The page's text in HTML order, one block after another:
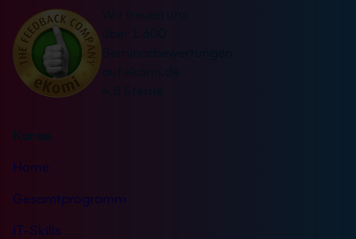
t
ä
n
i
*
i
e
Wir freuen uns
über 1.600
Seminarbewertungen
auf ekomi.de
4,8 Sterne
Kurse
Home
Gesamtprogramm
IT-Skills